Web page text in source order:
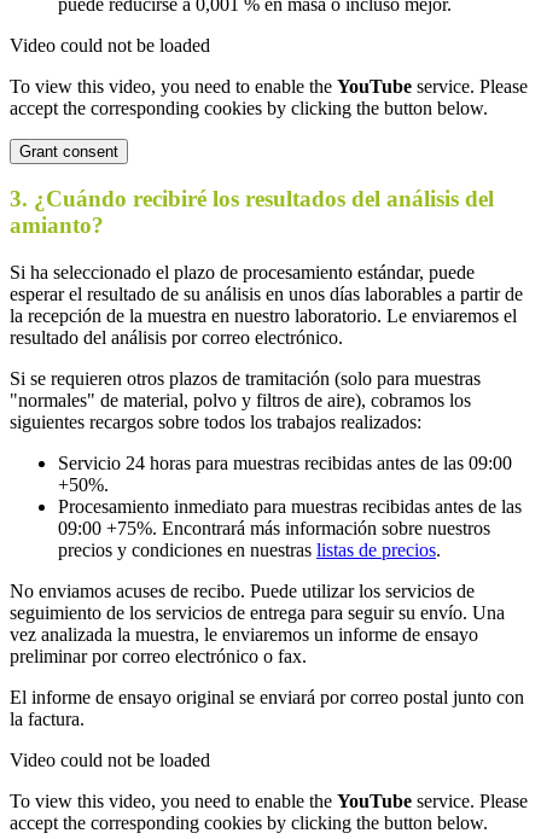
Video could not be loaded
To view this video, you need to enable the YouTube service. Please
accept the corresponding cookies by clicking the button below.
Grant consent
3. ¿Cuándo recibiré los resultados del análisis del
amianto?
Si ha seleccionado el plazo de procesamiento estándar, puede
esperar el resultado de su análisis en unos días laborables a partir de
la recepción de la muestra en nuestro laboratorio. Le enviaremos el
resultado del análisis por correo electrónico.
Si se requieren otros plazos de tramitación (solo para muestras
"normales" de material, polvo y filtros de aire), cobramos los
siguientes recargos sobre todos los trabajos realizados:
Servicio 24 horas para muestras recibidas antes de las 09:00
+50%.
Procesamiento inmediato para muestras recibidas antes de las
09:00 +75%. Encontrará más información sobre nuestros
precios y condiciones en nuestras listas de precios.
No enviamos acuses de recibo. Puede utilizar los servicios de
seguimiento de los servicios de entrega para seguir su envío. Una
vez analizada la muestra, le enviaremos un informe de ensayo
preliminar por correo electrónico o fax.
El informe de ensayo original se enviará por correo postal junto con
la factura.
Video could not be loaded
To view this video, you need to enable the YouTube service. Please
accept the corresponding cookies by clicking the button below.